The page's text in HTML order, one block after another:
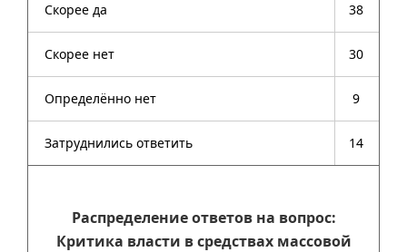
Скорее да 38
Скорее нет 30
Определённо нет 9
Затруднились ответить 14
Распределение ответов на вопрос:
Критика власти в средствах массовой